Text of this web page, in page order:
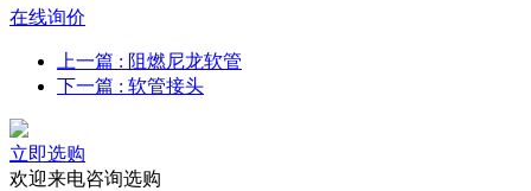
在线询价
上一篇 : 阻燃尼龙软管
下一篇 : 软管接头
立即选购
欢迎来电咨询选购